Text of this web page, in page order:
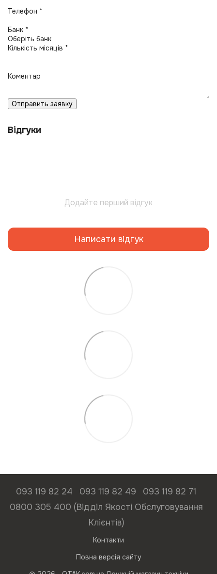
Телефон *
Банк *
Кількість місяців *
Коментар
Отправить заявку
Відгуки
Додайте перший відгук
Написати відгук
093 119 82 24 093 119 82 49
093 119 82 71
0800 305 400 (Відділ Якості Обслуговування
Клієнтів)
Контакти
Повна версія сайту